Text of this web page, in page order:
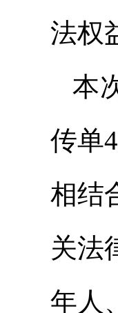
法权
本
传单
相结
关法
年人